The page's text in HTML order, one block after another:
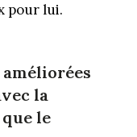
pour lui.
la
le